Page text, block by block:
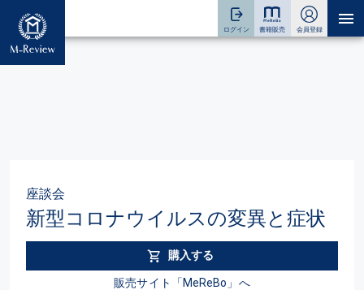
座談会
新型コロナウイルスの変異と症状
購入する
販売サイト「MeReBo」へ